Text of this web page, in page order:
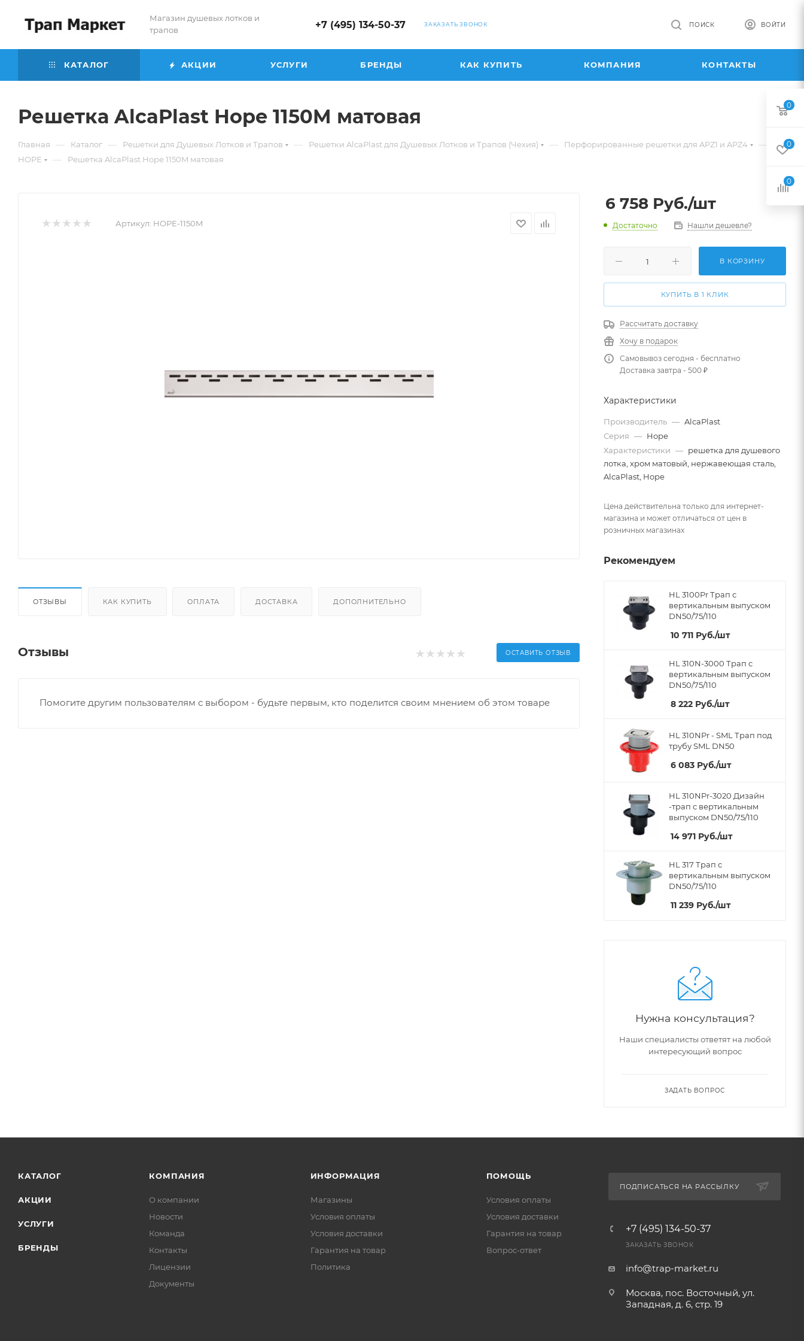
Магазин душевых лотков и
трапов
+7 (495) 134-50-37 ЗАКАЗАТЬ ЗВОНОК ВОЙТИ
ПОИСК
КАТАЛОГ АКЦИИ УСЛУГИ БРЕНДЫ КАК КУПИТЬ КОМПАНИЯ КОНТАКТЫ
Решетка AlcaPlast Hope 1150M матовая
Главная — Каталог — Решетки для Душевых Лотков и Трапов — Решетки AlcaPlast для Душевых Лотков и Трапов (Чехия) — Перфорированные решетки для APZ1 и APZ4 —
HOPE — Решетка AlcaPlast Hope 1150M матовая
Артикул: HOPE-1150M
ОТЗЫВЫ КАК КУПИТЬ ОПЛАТА ДОСТАВКА ДОПОЛНИТЕЛЬНО
Отзывы ОСТАВИТЬ ОТЗЫВ
Помогите другим пользователям с выбором - будьте первым, кто поделится своим мнением об этом товаре
6 758 Руб./шт
Достаточно Нашли дешевле?
В КОРЗИНУ
КУПИТЬ В 1 КЛИК
Рассчитать доставку
Хочу в подарок
Самовывоз сегодня - бесплатно
Доставка завтра - 500 ₽
Характеристики
Производитель — AlcaPlast
Серия — Hope
Характеристики — решетка для душевого
лотка, хром матовый, нержавеющая сталь,
AlcaPlast, Hope
Цена действительна только для интернет-
магазина и может отличаться от цен в
розничных магазинах
Рекомендуем
HL 3100Pr Трап с
вертикальным выпуском
DN50/75/110
10 711 Руб./шт
HL 310N-3000 Трап с
вертикальным выпуском
DN50/75/110
8 222 Руб./шт
HL 310NPr - SML Трап под
трубу SML DN50
6 083 Руб./шт
HL 310NPr-3020 Дизайн
-трап с вертикальным
выпуском DN50/75/110
14 971 Руб./шт
HL 317 Трап с
вертикальным выпуском
DN50/75/110
11 239 Руб./шт
Нужна консультация?
Наши специалисты ответят на любой
интересующий вопрос
ЗАДАТЬ ВОПРОС
КАТАЛОГ
АКЦИИ
УСЛУГИ
БРЕНДЫ
КОМПАНИЯ
О компании
Новости
Команда
Контакты
Лицензии
Документы
ИНФОРМАЦИЯ
Магазины
Условия оплаты
Условия доставки
Гарантия на товар
Политика
ПОМОЩЬ
Условия оплаты
Условия доставки
Гарантия на товар
Вопрос-ответ
ПОДПИСАТЬСЯ НА РАССЫЛКУ
+7 (495) 134-50-37
ЗАКАЗАТЬ ЗВОНОК
info@trap-market.ru
Москва, пос. Восточный, ул.
Западная, д. 6, стр. 19
0
0
0